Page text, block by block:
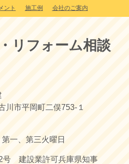
ント
施工例 会社のご案内
リフォーム相談
市平岡町二俣753-１
一、第三火曜日
号 建設業許可兵庫県知事